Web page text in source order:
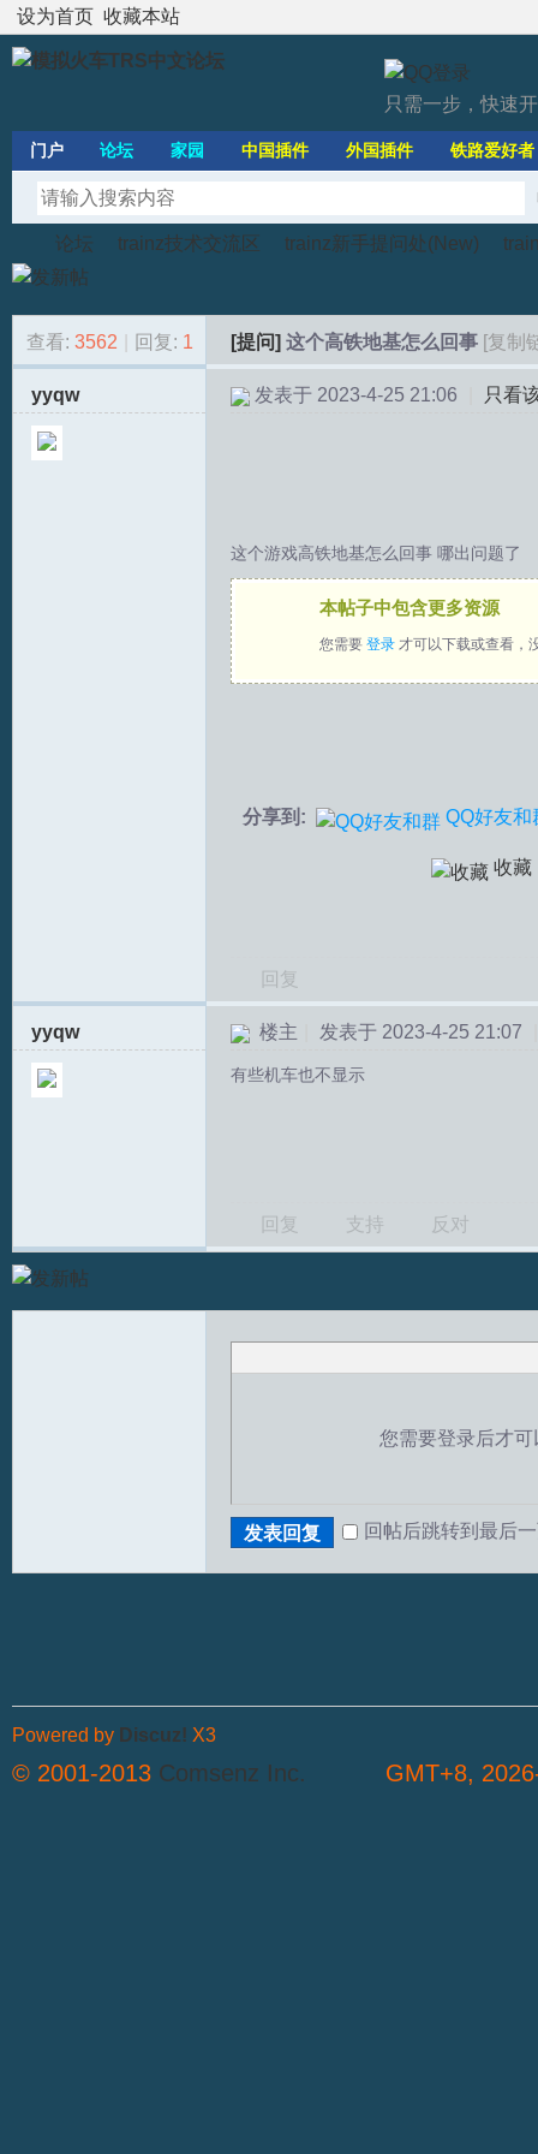
设为首页 收藏本站
只需一步，快速
门户 论坛 家园 中国插件 外国插件 铁路爱好者
模
T
S
»
论坛
›
trainz技术交流区
›
trainz新手提问处(New)
查看: 3562 回复: 1 [提问] 这个高铁地基怎么回事 [复制
yyqw 发表于 2023-4-25 21:06 只看
这个游戏高铁地基怎么回事 哪出问题了
本帖子中包含更多资源
您需要 登录 才可以下载或查看，
分享到: QQ好友和
收藏
回复
yyqw 楼主 发表于 2023-4-25 21:07
有些机车也不显示
回复 支持 反对
您需要登录后才
发表回复 回帖后跳转到最后
GMT+8,
Powered by Discuz! X3
© 2001-2013 Comsenz Inc.